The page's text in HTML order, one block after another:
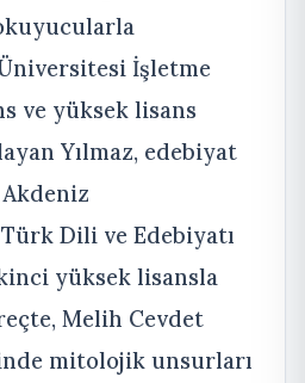
okuyucularla
İşletme
ve yüksek lisans
Yılmaz, edebiyat
Dili ve Edebiyatı
yüksek lisansla
Melih Cevdet
mitolojik unsurları